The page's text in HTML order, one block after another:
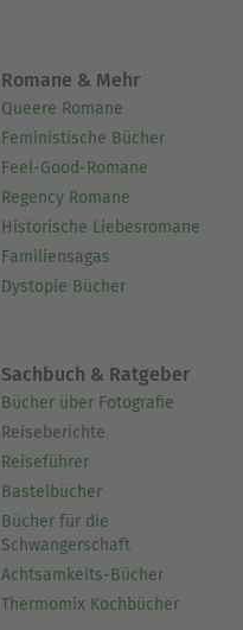
Romane & Mehr
Queere Romane
Feministische Bücher
Feel-Good-Romane
Regency Romane
Historische Liebesromane
Familiensagas
Dystopie Bücher
Sachbuch & Ratgeber
Bücher über Fotografie
Reiseberichte
Reiseführer
Bastelbücher
Bücher für die
Schwangerschaft
Achtsamkeits-Bücher
Thermomix Kochbücher